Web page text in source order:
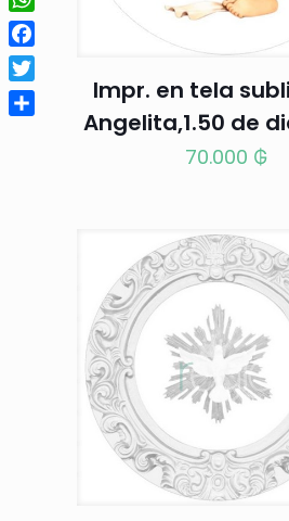
Impr. en tela
Angelita,1.50 de
70.000 ₲
WhatsApp
Facebook
Twitter
Compartir